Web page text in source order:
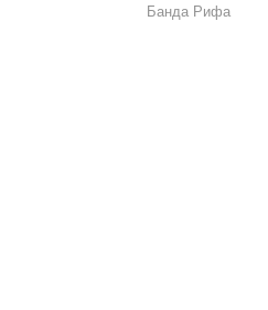
Банда Рифа